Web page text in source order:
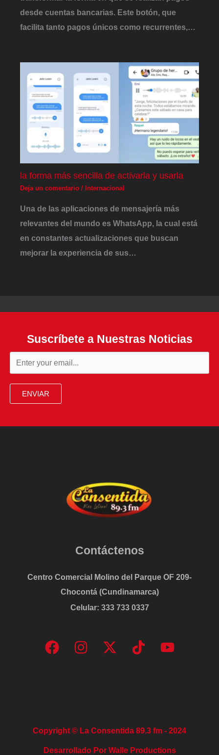
desde cuentas bancarias. Este botón, que
facilita tanto pagos únicos como recurrentes,…
la forma más sencilla de activarla y usarla
Deja un comentario /Internacional
Una de las aplicaciones de mensajería más
relevantes del mundo es WhatsApp, la cual está
en constantes actualizaciones que buscan
mejorar la experiencia de sus…
Suscríbete a Nuestras Noticias
ENVIAR
Contáctenos
Centro Comercial Molino del Parque OF 209-
Chocontá (Cundinamarca)
Celular: 333 733 0337
Copyright © La Consentida 89.3 fm - 2024
Desarrollado Por Walle Productions